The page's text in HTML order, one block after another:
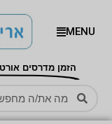
MENU
הזמן מדרסים